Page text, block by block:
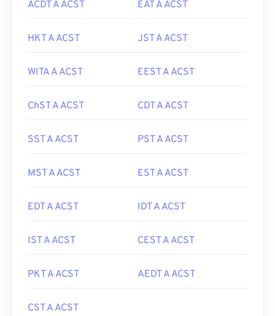
ACDT A ACST EAT A ACST
HKT A ACST JST A ACST
WITA A ACST EEST A ACST
ChST A ACST CDT A ACST
SST A ACST PST A ACST
MST A ACST EST A ACST
EDT A ACST IDT A ACST
IST A ACST CEST A ACST
PKT A ACST AEDT A ACST
CST A ACST